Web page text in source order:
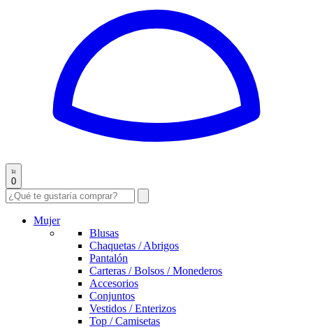
0
Mujer
Blusas
Chaquetas / Abrigos
Pantalón
Carteras / Bolsos / Monederos
Accesorios
Conjuntos
Vestidos / Enterizos
Top / Camisetas